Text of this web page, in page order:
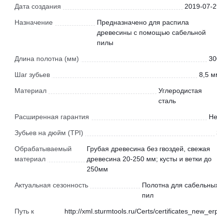
Дата создания 2019-07-
Назначение
Предназначено для распила
древесины с помощью сабельной
пилы
Длина полотна (мм)
Шаг зубьев 8,5
Материал
Углеродистая
сталь
Расширенная гарантия
Зубьев на дюйм (TPI)
Обрабатываемый
материал
Грубая древесина без гвоздей, свежая
древесина 20-250 мм; кусты и ветки до
250мм
Актуальная сезонность
Полотна для
пил
Путь к
http://xml.sturmtools.ru/Certs/